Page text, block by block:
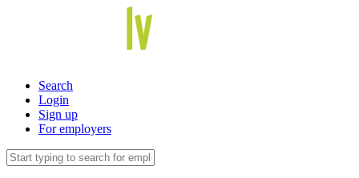
Search
Login
Sign up
For employers